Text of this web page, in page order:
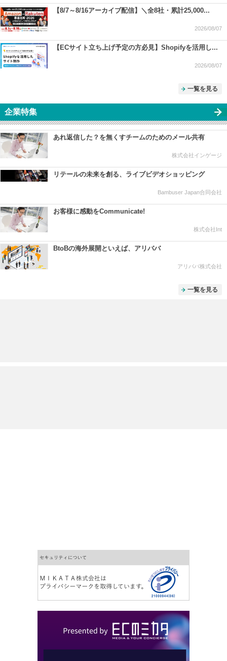
【8/7～8/16アーカイブ配信】＼全8社・累計25,000...
2026/08/07
【ECサイト立ち上げ予定の方必見】Shopifyを活用し...
2026/08/07
一覧を見る
企業特集
あれ返信した？を無くすチームのためのメール共有
株式会社インゲージ
リテールの未来を創る、ライブビデオショッピング
Bambuser Japan合同会社
お客様に感動をCommunicate!
株式会社Int
BtoBの海外展開といえば、アリババ
アリババ株式会社
一覧を見る